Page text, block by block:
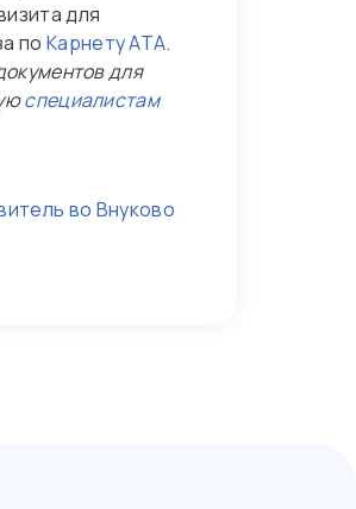
для
по Карнету АТА.
для
специалистам
во Внуково